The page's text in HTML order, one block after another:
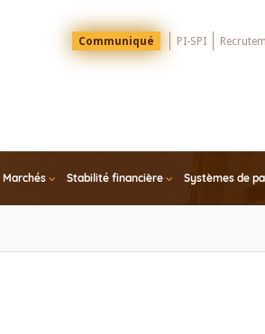
Menu
Top
Communiqué PI-SPI
Marchés Stabilité financière Systèmes de